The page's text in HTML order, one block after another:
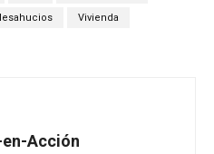
Vivienda
Acción